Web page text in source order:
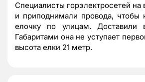
Специалисты горэлектросетей
и приподнимали провода, чтобы
елочку по улицам. Доставили
Габаритами она не уступает
высота елки 21 метр.